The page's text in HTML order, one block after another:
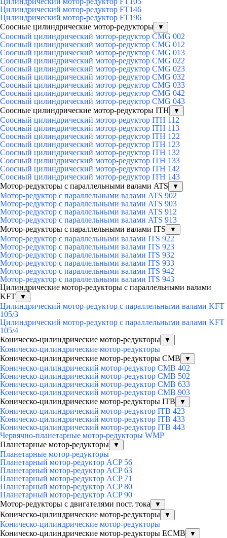
Цилиндрический мотор-редуктор FT146
Цилиндрический мотор-редуктор FT196
Соосные цилиндрические мотор-редукторы
▼
Соосный цилиндрический мотор-редуктор CMG 002
Соосный цилиндрический мотор-редуктор CMG 012
Соосный цилиндрический мотор-редуктор CMG 013
Соосный цилиндрический мотор-редуктор CMG 022
Соосный цилиндрический мотор-редуктор CMG 023
Соосный цилиндрический мотор-редуктор CMG 032
Соосный цилиндрический мотор-редуктор CMG 033
Соосный цилиндрический мотор-редуктор CMG 042
Соосный цилиндрический мотор-редуктор CMG 043
Соосные цилиндрические мотор-редукторы ITH
▼
Соосный цилиндрический мотор-редуктор ITH 112
Соосный цилиндрический мотор-редуктор ITH 113
Соосный цилиндрический мотор-редуктор ITH 122
Соосный цилиндрический мотор-редуктор ITH 123
Соосный цилиндрический мотор-редуктор ITH 132
Соосный цилиндрический мотор-редуктор ITH 133
Соосный цилиндрический мотор-редуктор ITH 142
Соосный цилиндрический мотор-редуктор ITH 143
Мотор-редукторы с параллельными валами ATS
▼
Мотор-редуктор с параллельными валами ATS 902
Мотор-редуктор с параллельными валами ATS 903
Мотор-редуктор с параллельными валами ATS 912
Мотор-редуктор с параллельными валами ATS 913
Мотор-редукторы с параллельными валами ITS
▼
Мотор-редуктор с параллельными валами ITS 922
Мотор-редуктор с параллельными валами ITS 923
Мотор-редуктор с параллельными валами ITS 932
Мотор-редуктор с параллельными валами ITS 933
Мотор-редуктор с параллельными валами ITS 942
Мотор-редуктор с параллельными валами ITS 943
Цилиндрические мотор-редукторы с параллельными валами
KFT
▼
Цилиндрический мотор-редуктор с параллельными валами KFT
105/3
Цилиндрический мотор-редуктор с параллельными валами KFT
105/4
Коническо-цилиндрические мотор-редукторы
▼
Коническо-цилиндрические мотор-редукторы
Коническо-цилиндрические мотор-редукторы CMB
▼
Коническо-цилиндрический мотор-редуктор CMB 402
Коническо-цилиндрический мотор-редуктор CMB 502
Коническо-цилиндрический мотор-редуктор CMB 633
Коническо-цилиндрический мотор-редуктор CMB 903
Коническо-цилиндрические мотор-редукторы ITB
▼
Коническо-цилиндрический мотор-редуктор ITB 423
Коническо-цилиндрический мотор-редуктор ITB 433
Коническо-цилиндрический мотор-редуктор ITB 443
Червячно-планетарные мотор-редукторы WMP
Планетарные мотор-редукторы
▼
Планетарные мотор-редукторы
Планетарный мотор-редуктор ACP 56
Планетарный мотор-редуктор ACP 63
Планетарный мотор-редуктор ACP 71
Планетарный мотор-редуктор ACP 80
Планетарный мотор-редуктор ACP 90
Мотор-редукторы с двигателями пост. тока
▼
Коническо-цилиндрические мотор-редукторы ▼
Коническо-цилиндрические мотор-редукторы
Коническо-цилиндрические мотор-редукторы ECMB
▼